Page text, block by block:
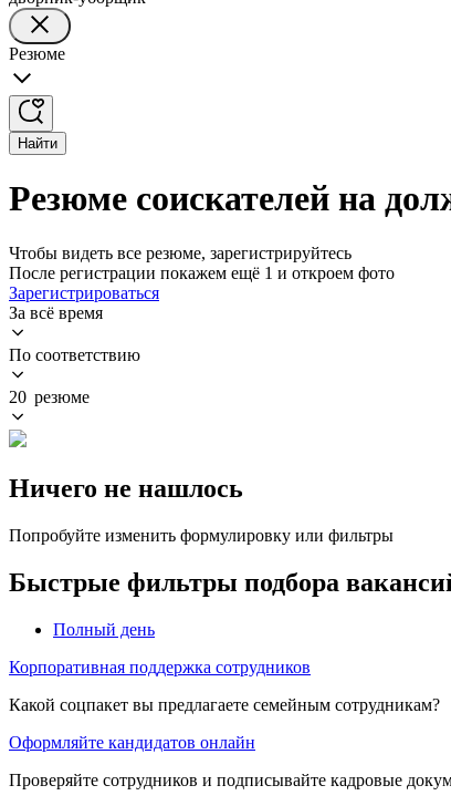
Резюме
Найти
Резюме соискателей на
Чтобы видеть все резюме, зарегистрируйтесь
После регистрации покажем ещё 1 и откроем фото
Зарегистрироваться
За всё время
По соответствию
20 резюме
Ничего не нашлось
Попробуйте изменить формулировку или фильтры
Быстрые фильтры подбора
Полный день
Корпоративная поддержка сотрудников
Какой соцпакет вы предлагаете семейным сотрудникам?
Оформляйте кандидатов онлайн
Проверяйте сотрудников и подписывайте кадровые